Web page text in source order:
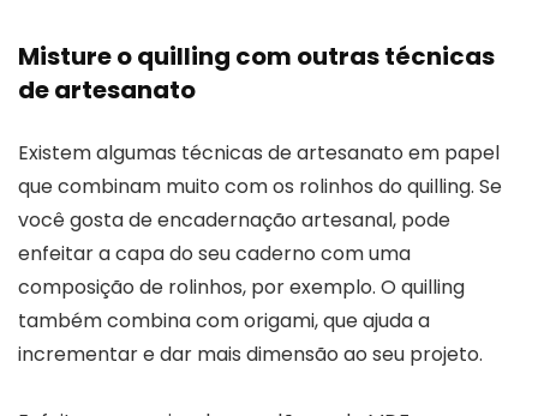
Misture o quilling com outras técnicas
de artesanato
Existem algumas técnicas de artesanato em papel
que combinam muito com os rolinhos do quilling. Se
você gosta de encadernação artesanal, pode
enfeitar a capa do seu caderno com uma
composição de rolinhos, por exemplo. O quilling
também combina com origami, que ajuda a
incrementar e dar mais dimensão ao seu projeto.